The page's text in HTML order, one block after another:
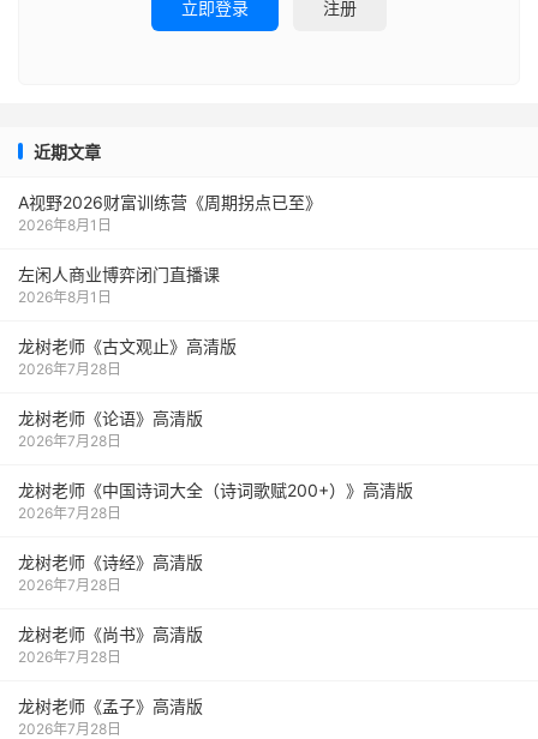
立即登录 注册
近期文章
A视野2026财富训练营《周期拐点已至》
2026年8月1日
左闲人商业博弈闭门直播课
2026年8月1日
龙树老师《古文观止》高清版
2026年7月28日
龙树老师《论语》高清版
2026年7月28日
龙树老师《中国诗词大全（诗词歌赋200+）》高清版
2026年7月28日
龙树老师《诗经》高清版
2026年7月28日
龙树老师《尚书》高清版
2026年7月28日
龙树老师《孟子》高清版
2026年7月28日